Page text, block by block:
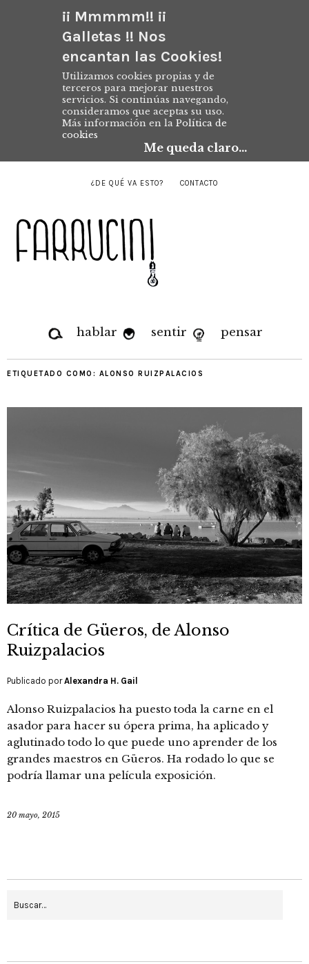
¡¡ Mmmmm!! ¡¡
Galletas !! Nos
encantan las Cookies!
Utilizamos cookies propias y de
terceros para mejorar nuestros
servicios. Si continúas navegando,
consideramos que aceptas su uso.
Más información en la Política de
cookies
Me queda claro...
¿DE QUÉ VA ESTO? CONTACTO
hablar sentir pensar
ETIQUETADO COMO: ALONSO RUIZPALACIOS
Crítica de Güeros, de Alonso
Ruizpalacios
Publicado porAlexandra H. Gail
Alonso Ruizpalacios ha puesto toda la carne en el
asador para hacer su ópera prima, ha aplicado y
aglutinado todo lo que puede uno aprender de los
grandes maestros en Güeros. Ha rodado lo que se
podría llamar una película exposición.
20 mayo, 2015